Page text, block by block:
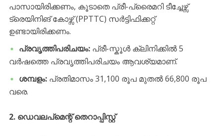
പാസായിരിക്കണം, കൂടാതെ പ്രീ-പ്രൈമറി ടീച്ചേഴ്സ്
ട്രെയിനിങ് കോഴ്സ് (PPTTC) സർട്ടിഫിക്കറ്റ്
ഉണ്ടായിരിക്കണം.
പ്രവൃത്തിപരിചയം:പ്രീ-സ്കൂൾ ക്ലിനിക്കിൽ 5
വർഷത്തെ പ്രവൃത്തിപരിചയം ആവശ്യമാണ്.
ശമ്പളം:പ്രതിമാസം 31,100 രൂപ മുതൽ 66,800 രൂപ
വരെ.
2. ഡെവലപ്‌മെന്റ് തെറാപ്പിസ്റ്റ്